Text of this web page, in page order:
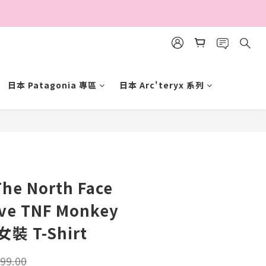
日本 Patagonia 專區 日本 Arc'teryx 系列
North Face
TNF Monkey
裝 T-Shirt